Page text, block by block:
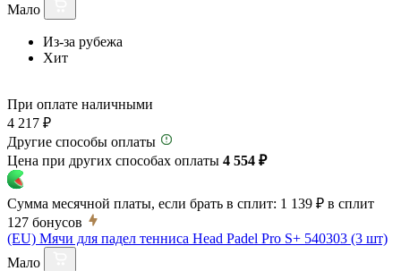
Мало
Из-за рубежа
Хит
При оплате наличными
4 217 ₽
Другие способы оплаты
Цена при других способах оплаты 4 554 ₽
Сумма месячной платы, если брать в сплит: 1 139 ₽ в сплит
127 бонусов
(EU) Мячи для падел тенниса Head Padel Pro S+ 540303 (3 шт)
Мало